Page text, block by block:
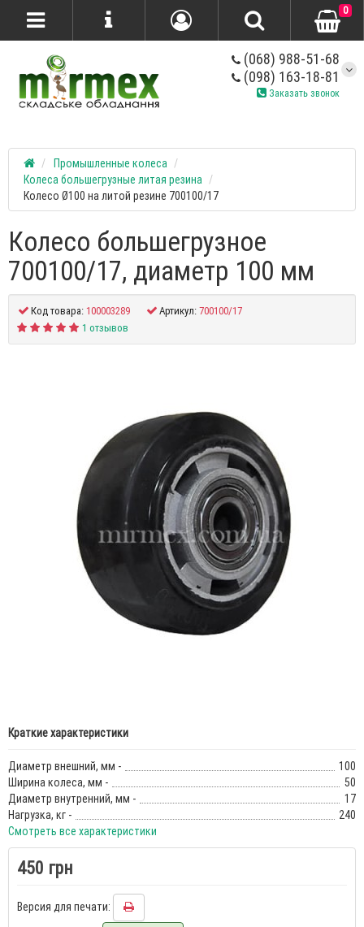
(068) 988-51-68
(098) 163-18-81
Заказать звонок
0
Промышленные колеса
Колеса большегрузные литая резина
Колесо Ø100 на литой резине 700100/17
Колесо большегрузное
700100/17, диаметр 100 мм
Код товара:100003289 Артикул:700100/17
1 отзывов
Краткие характеристики
Диаметр внешний, мм -
100
Ширина колеса, мм -
50
Диаметр внутренний, мм -
17
Нагрузка, кг -
240
Смотреть все характеристики
450 грн
Версия для печати: